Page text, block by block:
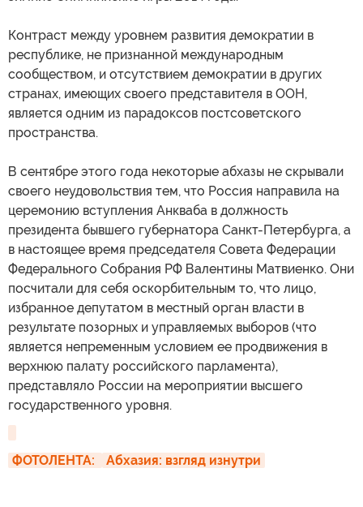
Контраст между уровнем развития демократии в
республике, не признанной международным
сообществом, и отсутствием демократии в других
странах, имеющих своего представителя в ООН,
является одним из парадоксов постсоветского
пространства.
В сентябре этого года некоторые абхазы не скрывали
своего неудовольствия тем, что Россия направила на
церемонию вступления Анкваба в должность
президента бывшего губернатора Санкт-Петербурга, а
в настоящее время председателя Совета Федерации
Федерального Собрания РФ Валентины Матвиенко. Они
посчитали для себя оскорбительным то, что лицо,
избранное депутатом в местный орган власти в
результате позорных и управляемых выборов (что
является непременным условием ее продвижения в
верхнюю палату российского парламента),
представляло России на мероприятии высшего
государственного уровня.
ФОТОЛЕНТА: Абхазия: взгляд изнутри